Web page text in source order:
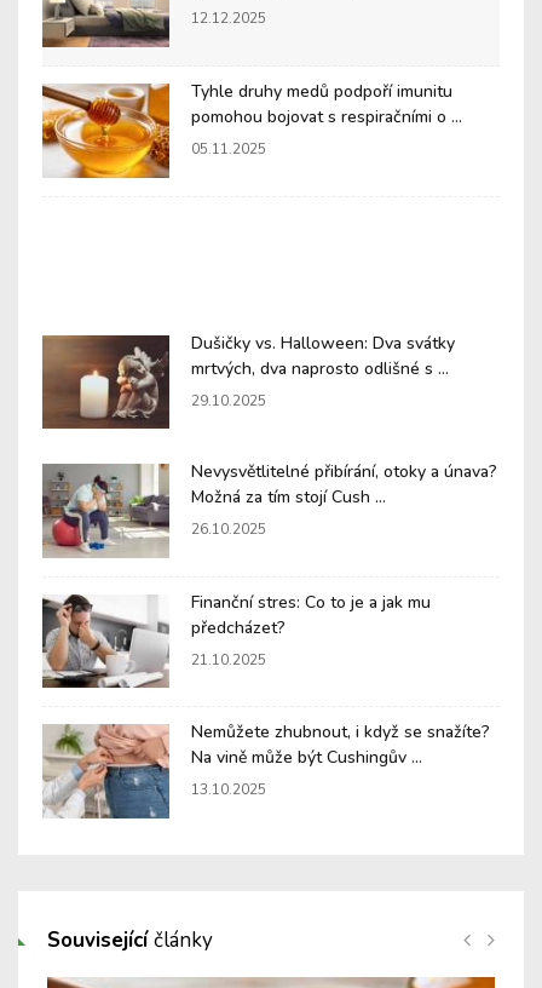
12.12.2025
Tyhle druhy medů podpoří imunitu
pomohou bojovat s respiračními o ...
05.11.2025
Dušičky vs. Halloween: Dva svátky
mrtvých, dva naprosto odlišné s ...
29.10.2025
Nevysvětlitelné přibírání, otoky a únava?
Možná za tím stojí Cush ...
26.10.2025
Finanční stres: Co to je a jak mu
předcházet?
21.10.2025
Nemůžete zhubnout, i když se snažíte?
Na vině může být Cushingův ...
13.10.2025
Souvisejícíčlánky